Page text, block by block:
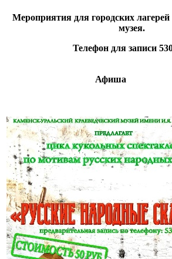
Мероприятия для городских лагерей
музея.
Телефон для записи
Афиша